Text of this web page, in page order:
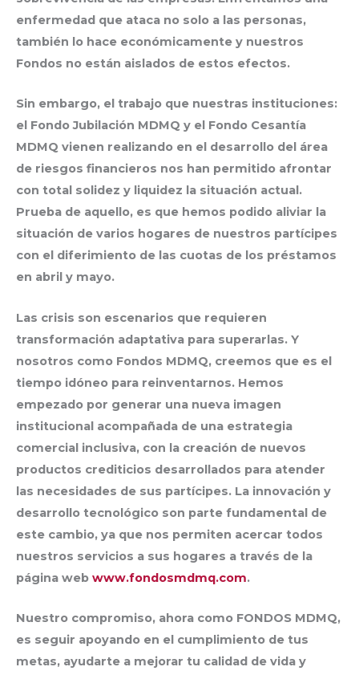
enfermedad que ataca no solo a las personas,
también lo hace económicamente y nuestros
Fondos no están aislados de estos efectos.
Sin embargo, el trabajo que nuestras instituciones:
el Fondo Jubilación MDMQ y el Fondo Cesantía
MDMQ vienen realizando en el desarrollo del área
de riesgos financieros nos han permitido afrontar
con total solidez y liquidez la situación actual.
Prueba de aquello, es que hemos podido aliviar la
situación de varios hogares de nuestros partícipes
con el diferimiento de las cuotas de los préstamos
en abril y mayo.
Las crisis son escenarios que requieren
transformación adaptativa para superarlas. Y
nosotros como Fondos MDMQ, creemos que es el
tiempo idóneo para reinventarnos. Hemos
empezado por generar una nueva imagen
institucional acompañada de una estrategia
comercial inclusiva, con la creación de nuevos
productos crediticios desarrollados para atender
las necesidades de sus partícipes. La innovación y
desarrollo tecnológico son parte fundamental de
este cambio, ya que nos permiten acercar todos
nuestros servicios a sus hogares a través de la
página web www.fondosmdmq.com.
Nuestro compromiso, ahora como FONDOS MDMQ,
es seguir apoyando en el cumplimiento de tus
metas, ayudarte a mejorar tu calidad de vida y